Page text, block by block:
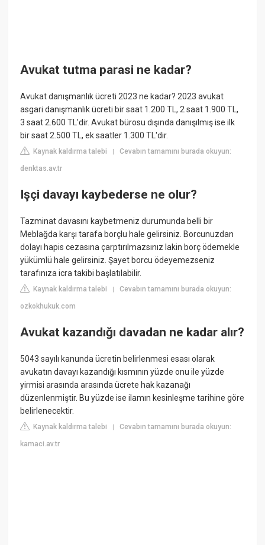
Avukat tutma parasi ne kadar?
Avukat danışmanlık ücreti 2023 ne kadar? 2023 avukat
asgari danışmanlık ücreti bir saat 1.200 TL, 2 saat 1.900 TL,
3 saat 2.600 TL'dir. Avukat bürosu dışında danışılmış ise ilk
bir saat 2.500 TL, ek saatler 1.300 TL'dir.
Kaynak kaldırma talebi |Cevabın tamamını burada okuyun:
denktas.av.tr
Işçi davayı kaybederse ne olur?
Tazminat davasını kaybetmeniz durumunda belli bir
Meblağda karşı tarafa borçlu hale gelirsiniz. Borcunuzdan
dolayı hapis cezasına çarptırılmazsınız lakin borç ödemekle
yükümlü hale gelirsiniz. Şayet borcu ödeyemezseniz
tarafınıza icra takibi başlatılabilir.
Kaynak kaldırma talebi |Cevabın tamamını burada okuyun:
ozkokhukuk.com
Avukat kazandığı davadan ne kadar alır?
5043 sayılı kanunda ücretin belirlenmesi esası olarak
avukatın davayı kazandığı kısmının yüzde onu ile yüzde
yirmisi arasında arasında ücrete hak kazanağı
düzenlenmiştir. Bu yüzde ise ilamın kesinleşme tarihine göre
belirlenecektir.
Kaynak kaldırma talebi |Cevabın tamamını burada okuyun:
kamaci.av.tr